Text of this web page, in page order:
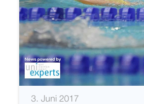
3. Juni 2017